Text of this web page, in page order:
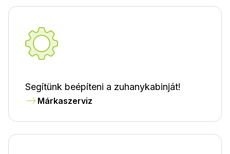
Segítünk beépíteni a zuhanykabinját!
Márkaszerviz